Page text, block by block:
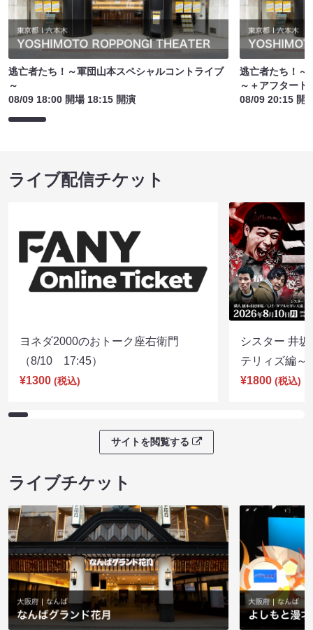
逃亡者たち！～軍団山本スペシャルコントライブ
～
08/09 18:00 開場 18:15 開演
逃亡者たち！～
～＋アフタート
08/09 20:15 開
ライブ配信チケット
ヨネダ2000のおトーク座右衛門
（8/10 17:45）
¥1300 (税込)
シスター 井
テリィズ編
¥1800 (税込)
サイトを閲覧する
ライブチケット